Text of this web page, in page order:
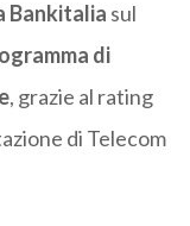
Bankitalia sul
di
, grazie al rating
di Telecom